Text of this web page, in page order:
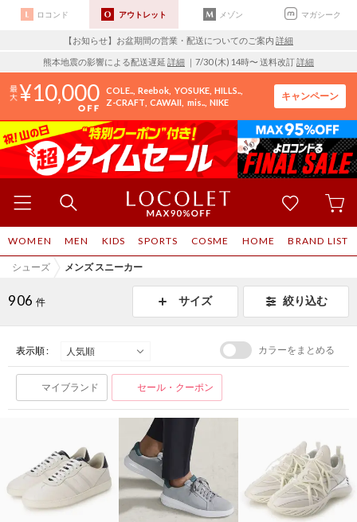
ロコンド アウトレット メゾン マガシーク
【お知らせ】お盆期間の営業・配送についてのご案内 詳細
熊本地震の影響による配送遅延 詳細 ｜7/30 (木) 14時〜 送料改訂詳細
10,000 COLE.. Reebok YOSUKE HILLS..
Z-CRAFT CAWAII mis.. NIKE
キャンペーン
WOMEN MEN KIDS SPORTS COSME HOME BRAND LIST
シューズ メンズ スニーカー
906 件 サイズ 絞り込む
表示順 : カラーをまとめる
マイブランド セール・クーポン